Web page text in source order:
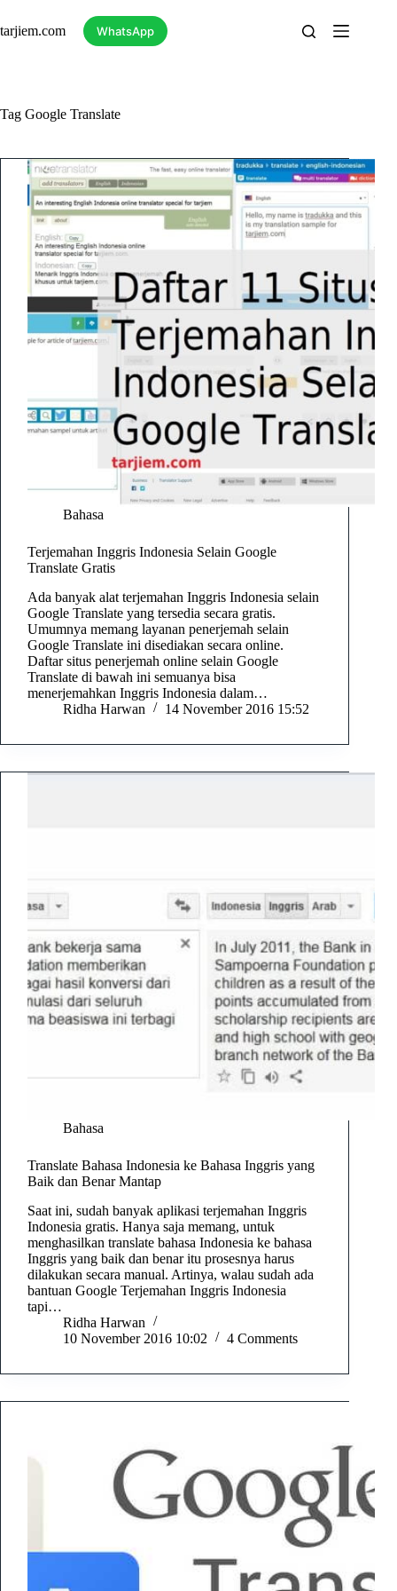
content
tarjiem.com WhatsApp
Tag Google Translate
Bahasa
Terjemahan Inggris Indonesia Selain Google
Translate Gratis
Ada banyak alat terjemahan Inggris Indonesia selain
Google Translate yang tersedia secara gratis.
Umumnya memang layanan penerjemah selain
Google Translate ini disediakan secara online.
Daftar situs penerjemah online selain Google
Translate di bawah ini semuanya bisa
menerjemahkan Inggris Indonesia dalam…
Ridha Harwan
14 November 2016 15:52
Bahasa
Translate Bahasa Indonesia ke Bahasa Inggris yang
Baik dan Benar Mantap
Saat ini, sudah banyak aplikasi terjemahan Inggris
Indonesia gratis. Hanya saja memang, untuk
menghasilkan translate bahasa Indonesia ke bahasa
Inggris yang baik dan benar itu prosesnya harus
dilakukan secara manual. Artinya, walau sudah ada
bantuan Google Terjemahan Inggris Indonesia
tapi…
Ridha Harwan
10 November 2016 10:02
4 Comments